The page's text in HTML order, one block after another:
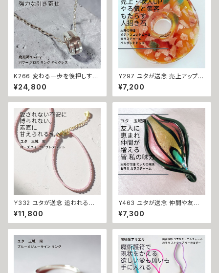
K266 変わる一歩を後押しする
【強力な引き寄せ】アフロディテ
の神秘パワー クロス リング ネ
ックレス｜復縁・片思い成就 N.
結び 魅力アップ エネルギー 魅
力 魔力 魔術 白魔術 願い 叶う
結び 開運 強運 本物 パワースト
ーン お守り 強力 男女兼用
¥24,800
Y297 ユタが送念 売上アップ
やる気をもたらす ビジネスコン
トロール ガラスチャーム ペンダ
ントトップ 仕事運 商売運 就活
ジネス運 チャンス 成功 沖縄 魅
力 ネイチャーパワー お守り 御
守り 祈祷師 最強 強力 パワース
トーン
¥7,200
Y332 ユタが送念 追われる恋
へ 愛されない不安から解放され
る ローズクォーツ パワーストー
ン ブレスレット 天然石 御守り
引き寄せ 愛され力 おまじない
占い 開運 家庭運 子宝 子授け
パワー ちゅら
¥11,800
Y463 ユタが送念 仲間や友人
に恵まれる 人の輪が広がる 太
陽の守護 てぃだの咲珠 お守り
ガラスチャーム 対人運 人望 仲
運 開運 チャンス 人気 沖縄 魅
力 ネイチャーパワー 向上
¥7,300